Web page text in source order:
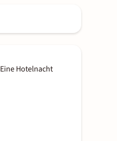
Eine Hotelnacht